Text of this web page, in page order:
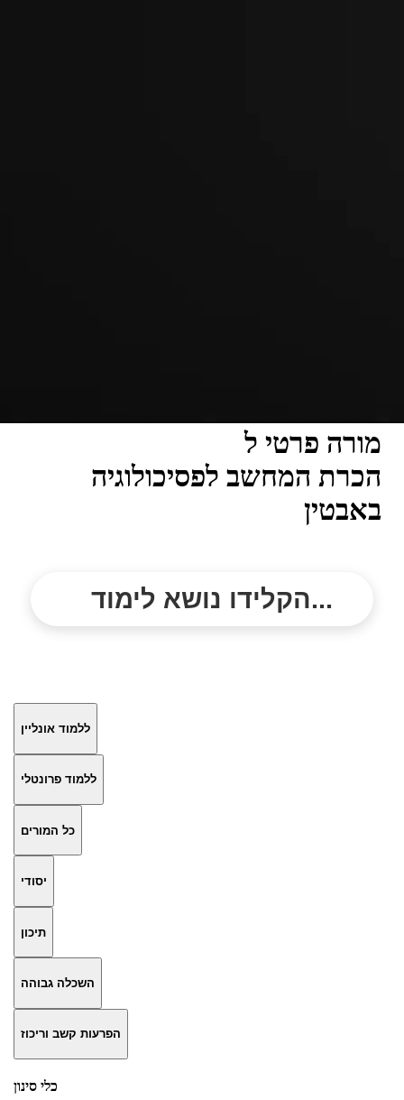
מורה פרטי ל
הכרת המחשב לפסיכולוגיה
באבטין
הקלידו נושא לימוד...
ללמוד אונליין
ללמוד פרונטלי
כל המורים
יסודי
תיכון
השכלה גבוהה
הפרעות קשב וריכוז
כלי סינון